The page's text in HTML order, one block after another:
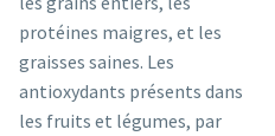
protéines maigres, et les
graisses saines. Les
antioxydants présents dans
les fruits et légumes, par